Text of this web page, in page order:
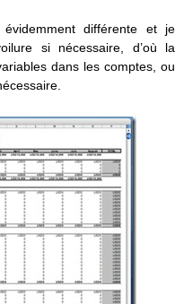
différente et je
si nécessaire, d’où la
dans les comptes, ou